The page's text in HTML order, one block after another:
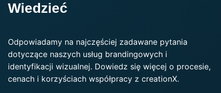
Wiedzieć
Odpowiadamy na najczęściej zadawane pytania
dotyczące naszych usług brandingowych i
identyfikacji wizualnej. Dowiedz się więcej o procesie,
cenach i korzyściach współpracy z creationX.